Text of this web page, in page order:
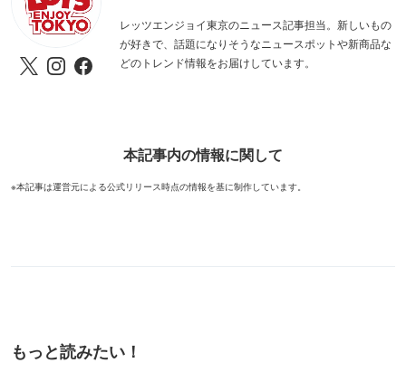
レッツエンジョイ東京のニュース記事担当。新しいもの
が好きで、話題になりそうなニュースポットや新商品な
どのトレンド情報をお届けしています。
本記事内の情報に関して
※本記事は運営元による公式リリース時点の情報を基に制作しています。
もっと読みたい！